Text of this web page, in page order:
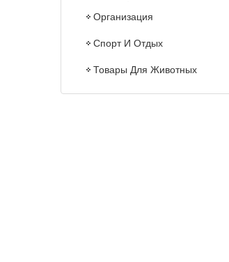
Организация
Спорт И Отдых
Товары Для Животных